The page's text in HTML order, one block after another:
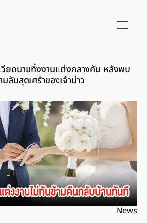
วียดนามทิ้งงานแต่งกลางคัน หลังพบ
มลับสุดเศร้าของเจ้าบ่าว
News